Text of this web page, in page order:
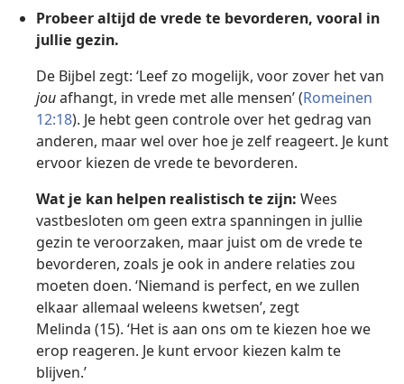
Probeer altijd de vrede te bevorderen, vooral in
jullie gezin.
De Bijbel zegt: ‘Leef zo mogelijk, voor zover het van
jouafhangt, in vrede met alle mensen’ (Romeinen
12:18). Je hebt geen controle over het gedrag van
anderen, maar wel over hoe je zelf reageert. Je kunt
ervoor kiezen de vrede te bevorderen.
Wat je kan helpen realistisch te zijn: Wees
vastbesloten om geen extra spanningen in jullie
gezin te veroorzaken, maar juist om de vrede te
bevorderen, zoals je ook in andere relaties zou
moeten doen. ‘Niemand is perfect, en we zullen
elkaar allemaal weleens kwetsen’, zegt
Melinda (15). ‘Het is aan ons om te kiezen hoe we
erop reageren. Je kunt ervoor kiezen kalm te
blijven.’